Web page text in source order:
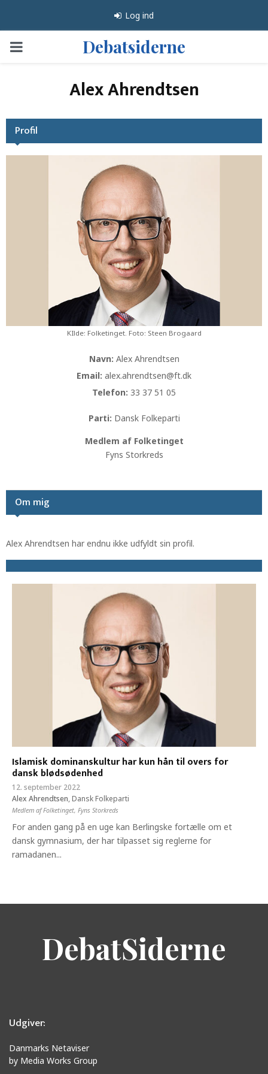
Log ind
PRIMARY
Debatsiderne
Alex Ahrendtsen
Om mig
Alex Ahrendtsen har endnu ikke udfyldt sin profil.
Islamisk dominanskultur har kun hån til overs for
dansk blødsødenhed
12. september 2022
Alex Ahrendtsen, Dansk Folkeparti
Medlem af Folketinget, Fyns Storkreds
For anden gang på en uge kan Berlingske fortælle om et
dansk gymnasium, der har tilpasset sig reglerne for
ramadanen...
Profil
KIlde: Folketinget. Foto: Steen Brogaard
Navn: Alex Ahrendtsen
Email: alex.ahrendtsen@ft.dk
Telefon: 33 37 51 05
Parti: Dansk Folkeparti
Medlem af Folketinget
Fyns Storkreds
DebatSiderne
Udgiver:
Danmarks Netaviser
by Media Works Group